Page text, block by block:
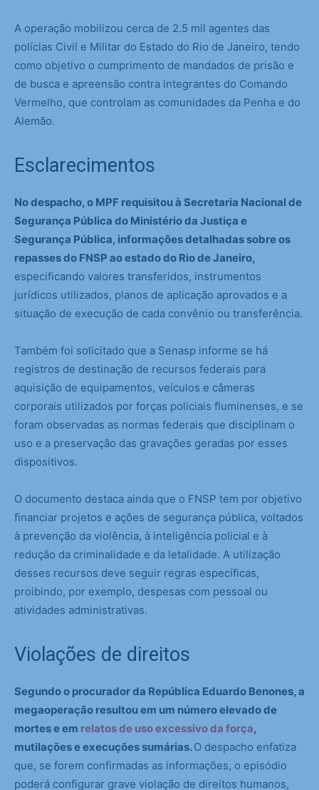
A operação mobilizou cerca de 2.5 mil agentes das
polícias Civil e Militar do Estado do Rio de Janeiro, tendo
como objetivo o cumprimento de mandados de prisão e
de busca e apreensão contra integrantes do Comando
Vermelho, que controlam as comunidades da Penha e do
Alemão.
Esclarecimentos
No despacho, o MPF requisitou à Secretaria Nacional de
Segurança Pública do Ministério da Justiça e
Segurança Pública, informações detalhadas sobre os
repasses do FNSP ao estado do Rio de Janeiro,
especificando valores transferidos, instrumentos
jurídicos utilizados, planos de aplicação aprovados e a
situação de execução de cada convênio ou transferência.
Também foi solicitado que a Senasp informe se há
registros de destinação de recursos federais para
aquisição de equipamentos, veículos e câmeras
corporais utilizados por forças policiais fluminenses, e se
foram observadas as normas federais que disciplinam o
uso e a preservação das gravações geradas por esses
dispositivos.
O documento destaca ainda que o FNSP tem por objetivo
financiar projetos e ações de segurança pública, voltados
à prevenção da violência, à inteligência policial e à
redução da criminalidade e da letalidade. A utilização
desses recursos deve seguir regras específicas,
proibindo, por exemplo, despesas com pessoal ou
atividades administrativas.
Violações de direitos
Segundo o procurador da República Eduardo Benones, a
megaoperação resultou em um número elevado de
mortes e em relatos de uso excessivo da força,
mutilações e execuções sumárias.O despacho enfatiza
que, se forem confirmadas as informações, o episódio
poderá configurar grave violação de direitos humanos,